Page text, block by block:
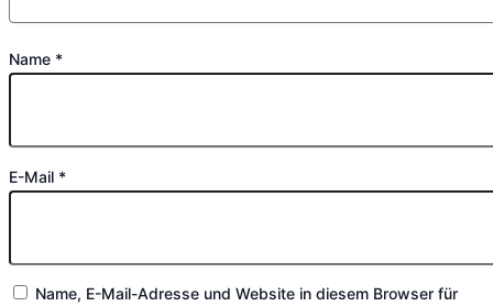
Name *
E-Mail *
Name, E-Mail-Adresse und Website in diesem Browser für